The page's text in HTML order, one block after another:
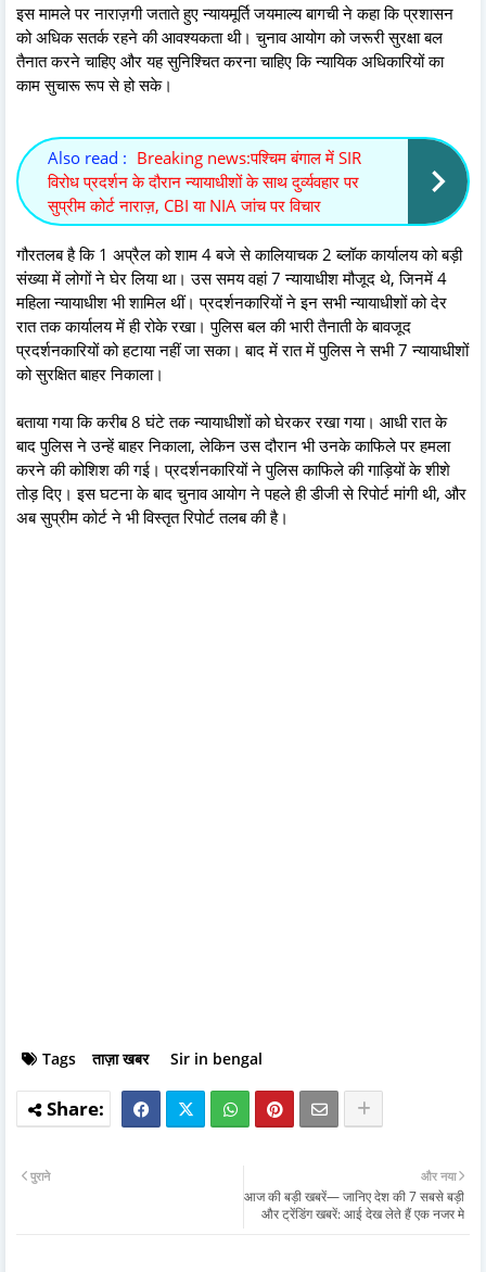
इस मामले पर नाराज़गी जताते हुए न्यायमूर्ति जयमाल्य बागची ने कहा कि प्रशासन
को अधिक सतर्क रहने की आवश्यकता थी। चुनाव आयोग को जरूरी सुरक्षा बल
तैनात करने चाहिए और यह सुनिश्चित करना चाहिए कि न्यायिक अधिकारियों का
काम सुचारू रूप से हो सके।
Also read : Breaking news:पश्चिम बंगाल में SIR
विरोध प्रदर्शन के दौरान न्यायाधीशों के साथ दुर्व्यवहार पर
सुप्रीम कोर्ट नाराज़, CBI या NIA जांच पर विचार
गौरतलब है कि 1 अप्रैल को शाम 4 बजे से कालियाचक 2 ब्लॉक कार्यालय को बड़ी
संख्या में लोगों ने घेर लिया था। उस समय वहां 7 न्यायाधीश मौजूद थे, जिनमें 4
महिला न्यायाधीश भी शामिल थीं। प्रदर्शनकारियों ने इन सभी न्यायाधीशों को देर
रात तक कार्यालय में ही रोके रखा। पुलिस बल की भारी तैनाती के बावजूद
प्रदर्शनकारियों को हटाया नहीं जा सका। बाद में रात में पुलिस ने सभी 7 न्यायाधीशों
को सुरक्षित बाहर निकाला।
बताया गया कि करीब 8 घंटे तक न्यायाधीशों को घेरकर रखा गया। आधी रात के
बाद पुलिस ने उन्हें बाहर निकाला, लेकिन उस दौरान भी उनके काफिले पर हमला
करने की कोशिश की गई। प्रदर्शनकारियों ने पुलिस काफिले की गाड़ियों के शीशे
तोड़ दिए। इस घटना के बाद चुनाव आयोग ने पहले ही डीजी से रिपोर्ट मांगी थी, और
अब सुप्रीम कोर्ट ने भी विस्तृत रिपोर्ट तलब की है।
Tags ताज़ा खबर Sir in bengal
और नया
आज की बड़ी खबरें— जानिए देश की 7 सबसे बड़ी
और ट्रेंडिंग खबरें: आई देख लेते हैं एक नजर मे
पुराने